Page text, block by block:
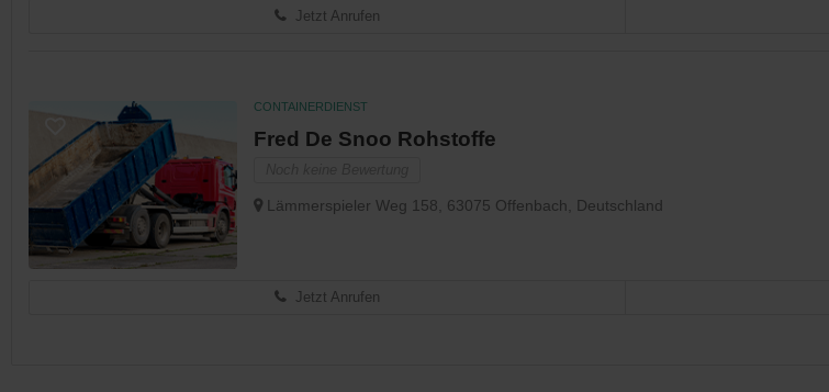
Jetzt Anrufen
CONTAINERDIENST
Fred De Snoo Rohstoffe
Lämmerspieler Weg 158, 63075 Offenbach, Deutschland
Jetzt Anrufen